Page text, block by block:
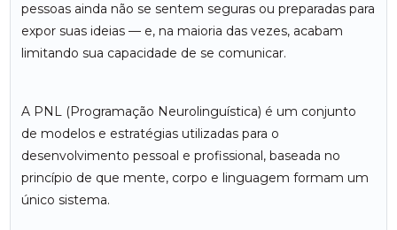
pessoas ainda não se sentem seguras ou preparadas para
expor suas ideias — e, na maioria das vezes, acabam
limitando sua capacidade de se comunicar.
A PNL (Programação Neurolinguística) é um conjunto
de modelos e estratégias utilizadas para o
desenvolvimento pessoal e profissional, baseada no
princípio de que mente, corpo e linguagem formam um
único sistema.